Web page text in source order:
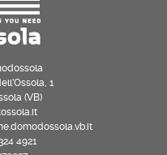
1
(VB)
4921